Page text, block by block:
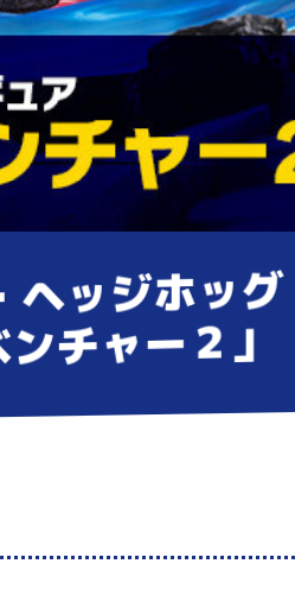
ッジホッ
チャー２」